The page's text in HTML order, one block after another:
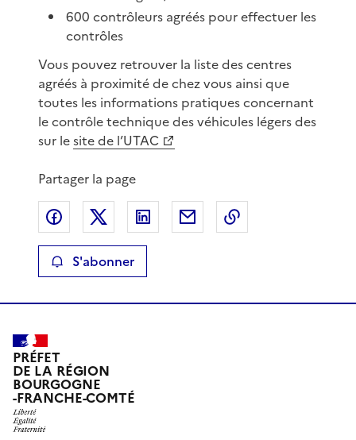
600 contrôleurs agréés pour effectuer les
contrôles
Vous pouvez retrouver la liste des centres
agréés à proximité de chez vous ainsi que
toutes les informations pratiques concernant
le contrôle technique des véhicules légers des
sur lesite de l’UTAC
Partager la page
Partager sur Facebook
Partager sur XPartager sur LinkedIn
Partager par email
S'abonner
PRÉFET
DE LA RÉGION
BOURGOGNE
-FRANCHE-COMTÉ